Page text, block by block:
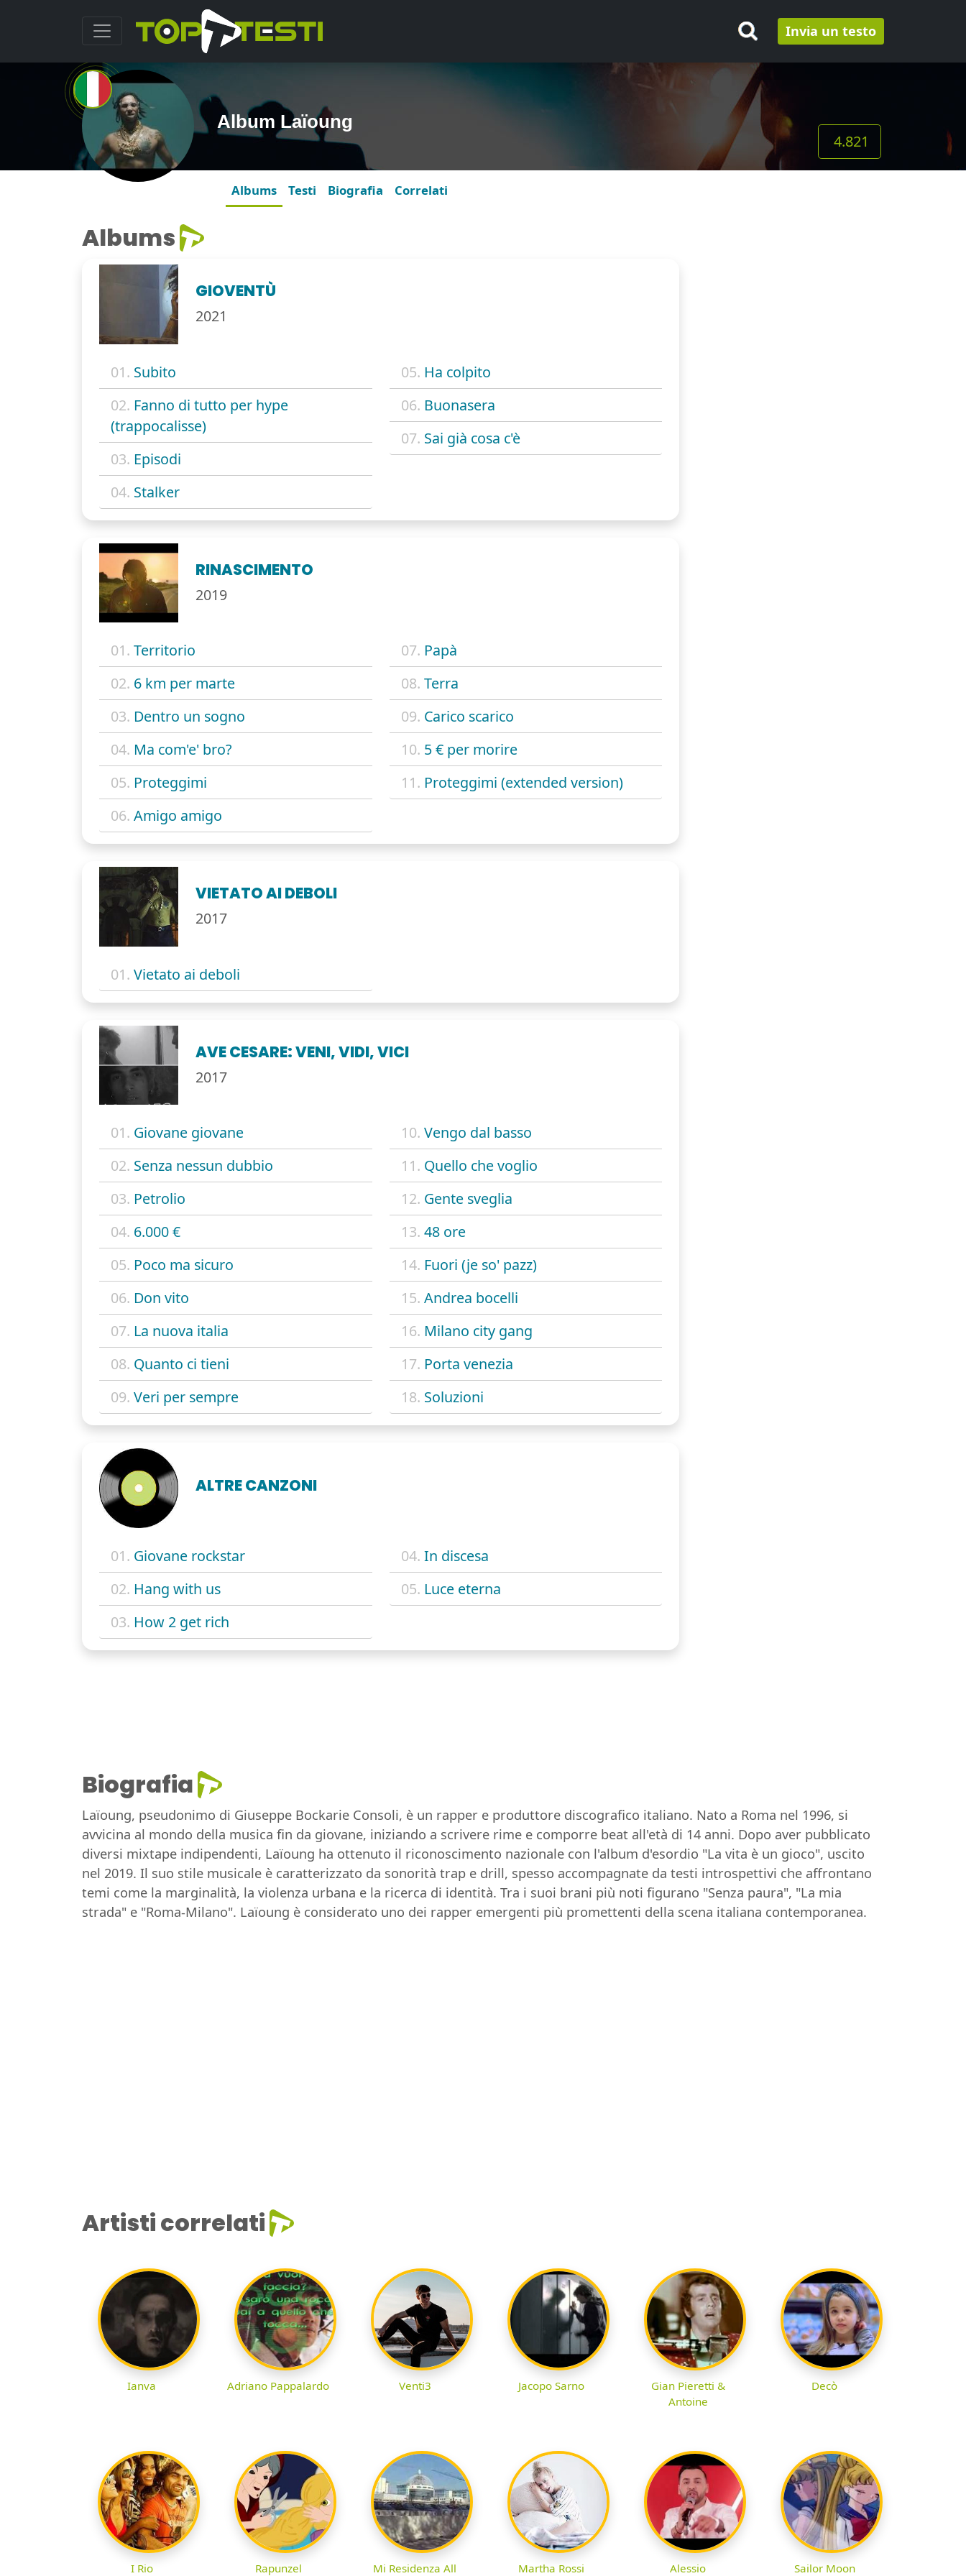
Invia un testo
Album Laïoung
4.821
Albums Testi Biografia Correlati
Albums
GIOVENTÙ
2021
01. Subito
02. Fanno di tutto per hype
(trappocalisse)
03. Episodi
04. Stalker
05. Ha colpito
06. Buonasera
07. Sai già cosa c'è
RINASCIMENTO
2019
01. Territorio
02. 6 km per marte
03. Dentro un sogno
04. Ma com'e' bro?
05. Proteggimi
06. Amigo amigo
07. Papà
08. Terra
09. Carico scarico
10. 5 € per morire
11. Proteggimi (extended version)
VIETATO AI DEBOLI
2017
01. Vietato ai deboli
AVE CESARE: VENI, VIDI, VICI
2017
01. Giovane giovane
02. Senza nessun dubbio
03. Petrolio
04. 6.000 €
05. Poco ma sicuro
06. Don vito
07. La nuova italia
08. Quanto ci tieni
09. Veri per sempre
10. Vengo dal basso
11. Quello che voglio
12. Gente sveglia
13. 48 ore
14. Fuori (je so' pazz)
15. Andrea bocelli
16. Milano city gang
17. Porta venezia
18. Soluzioni
ALTRE CANZONI
01. Giovane rockstar
02. Hang with us
03. How 2 get rich
04. In discesa
05. Luce eterna
Biografia
Laïoung, pseudonimo di Giuseppe Bockarie Consoli, è un rapper e produttore discografico italiano. Nato a Roma nel 1996, si
avvicina al mondo della musica fin da giovane, iniziando a scrivere rime e comporre beat all'età di 14 anni. Dopo aver pubblicato
diversi mixtape indipendenti, Laïoung ha ottenuto il riconoscimento nazionale con l'album d'esordio "La vita è un gioco", uscito
nel 2019. Il suo stile musicale è caratterizzato da sonorità trap e drill, spesso accompagnate da testi introspettivi che affrontano
temi come la marginalità, la violenza urbana e la ricerca di identità. Tra i suoi brani più noti figurano "Senza paura", "La mia
strada" e "Roma-Milano". Laïoung è considerato uno dei rapper emergenti più promettenti della scena italiana contemporanea.
Artisti correlati
Ianva Adriano Pappalardo Venti3 Jacopo Sarno
Gian Pieretti &
Antoine
Decò
I Rio Rapunzel Mi Residenza All Martha Rossi Alessio Sailor Moon